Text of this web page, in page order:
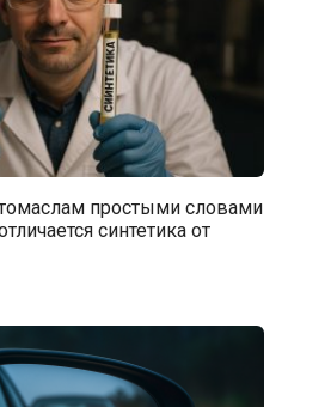
простыми словами
синтетика от